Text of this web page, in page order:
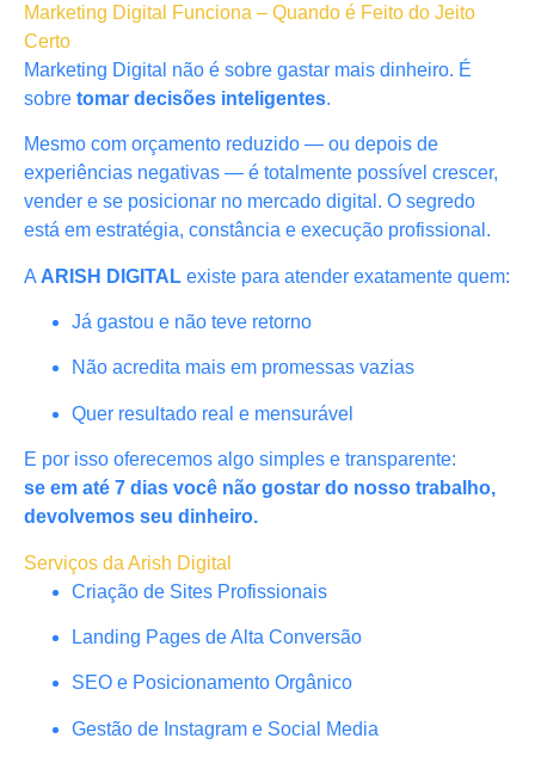
Marketing Digital Funciona – Quando é Feito do Jeito
Certo
Marketing Digital não é sobre gastar mais dinheiro. É
sobre tomar decisões inteligentes.
Mesmo com orçamento reduzido — ou depois de
experiências negativas — é totalmente possível crescer,
vender e se posicionar no mercado digital. O segredo
está em estratégia, constância e execução profissional.
A ARISH DIGITAL existe para atender exatamente quem:
Já gastou e não teve retorno
Não acredita mais em promessas vazias
Quer resultado real e mensurável
E por isso oferecemos algo simples e transparente:
se em até 7 dias você não gostar do nosso trabalho,
devolvemos seu dinheiro.
Serviços da Arish Digital
Criação de Sites Profissionais
Landing Pages de Alta Conversão
SEO e Posicionamento Orgânico
Gestão de Instagram e Social Media